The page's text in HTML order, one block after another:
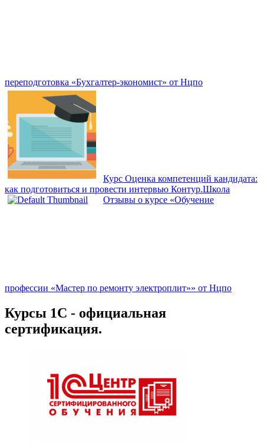
переподготовка «Бухгалтер-экономист» от Нцпо
Курс Оценка компетенций кандидата:
как подготовиться и провести интервью Контур.Школа
Отзывы о курсе «Обучение
профессии «Мастер по ремонту электроплит»» от Нцпо
Курсы 1С - официальная
сертификация.